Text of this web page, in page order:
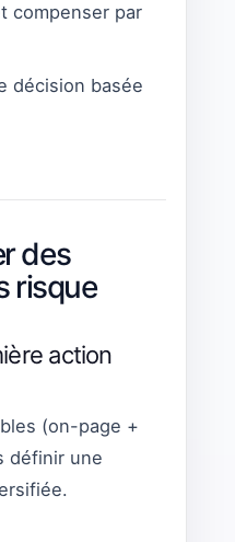
compenser par
décision basée
des
risque
action
(on-page +
définir une